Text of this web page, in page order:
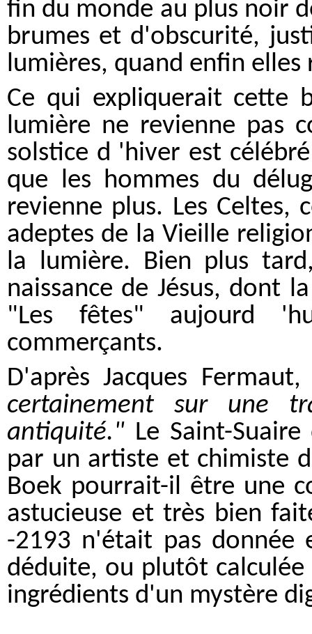
fin du monde au plus noir
brumes et d'obscurité,
lumières, quand enfin elles
Ce qui expliquerait cette
lumière ne revienne pas
solstice d 'hiver est
que les hommes du
revienne plus. Les Celtes,
adeptes de la Vieille
la lumière. Bien plus
naissance de Jésus, dont
"Les fêtes" aujourd
commerçants.
D'après Jacques
certainement sur une
antiquité." Le Saint-
par un artiste et chimiste
Boek pourrait-il être une
astucieuse et très bien
-2193 n'était pas
déduite, ou plutôt
ingrédients d'un mystère